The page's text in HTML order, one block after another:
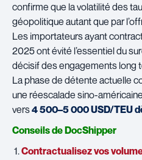
confirme que la volatilité des
géopolitique autant que par
Les importateurs ayant
2025 ont évité l’essentiel du
décisif des engagements long
La phase de détente actuelle
une réescalade sino-
vers4 500–5 000 USD/TEU
Conseils de DocShipper
Contractualisez vos